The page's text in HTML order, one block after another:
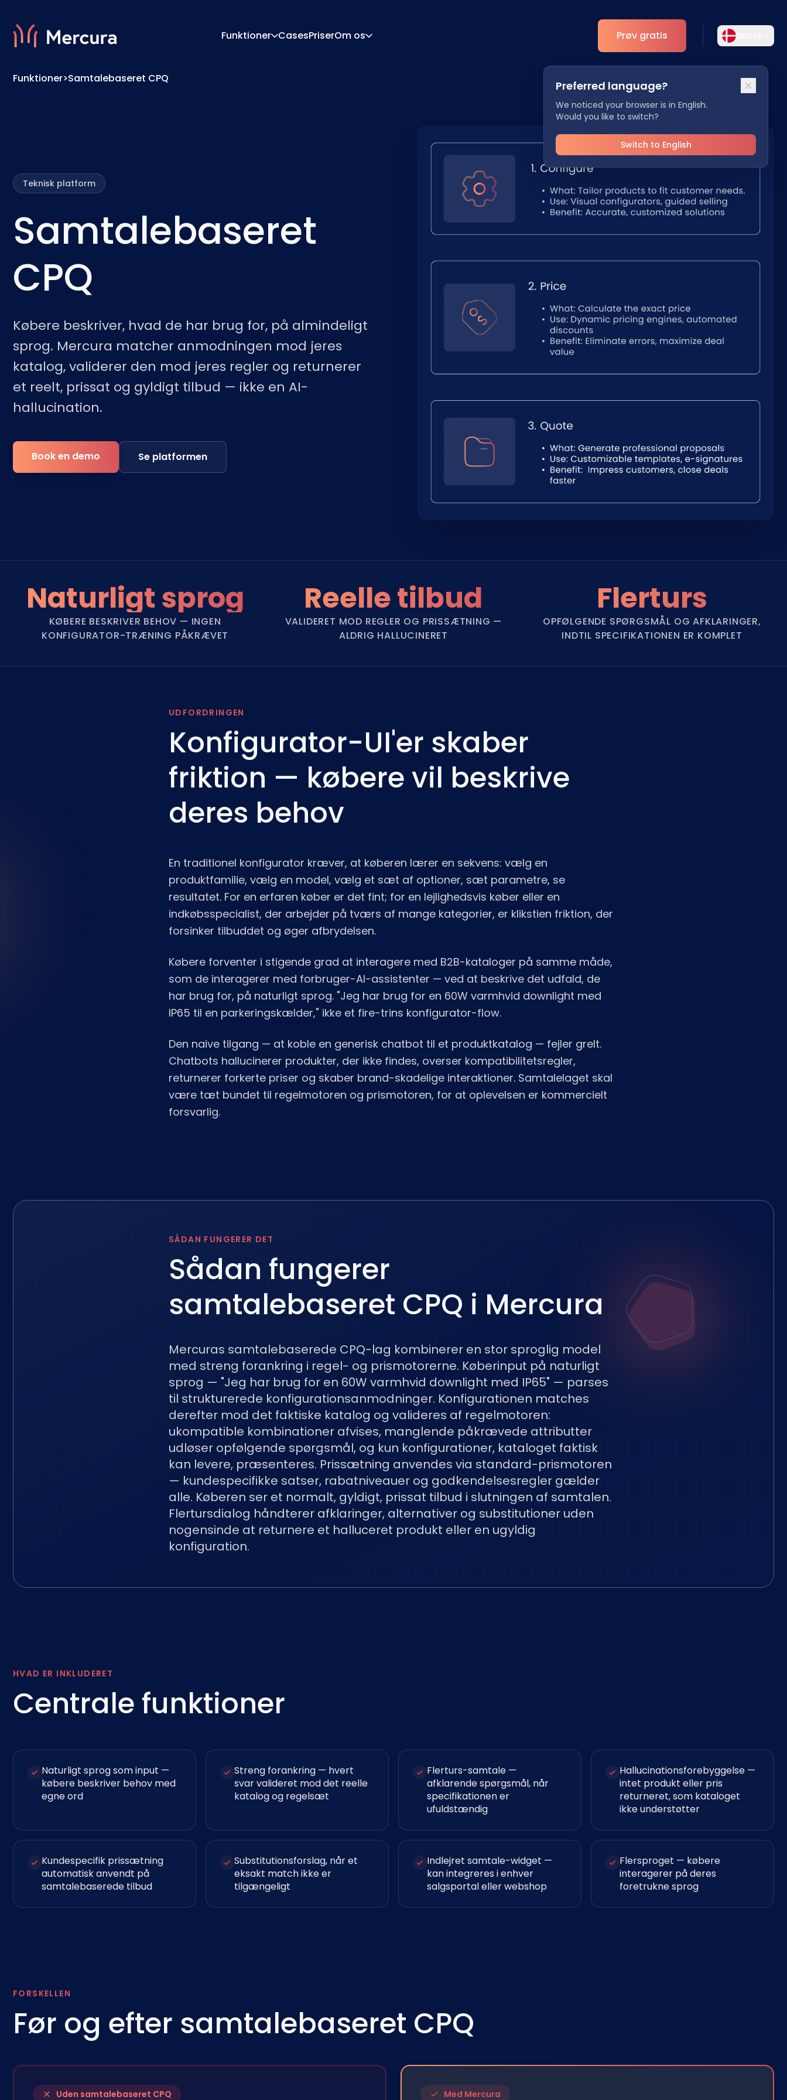
Funktioner
Analytics
CasesPriserOm os
Preferred language?
We noticed your browser is in English.
Would you like to switch?
Switch to English
Prøv gratis Dansk
Vælg dit foretrukne sprog for en mere
personlig oplevelse.
English Deutsch
Español Dansk
Svenska
SV
Italiano
IT
Français 日本語
Funktioner>Samtalebaseret CPQ
Teknisk platform
Samtalebaseret
CPQ
Købere beskriver, hvad de har brug for, på almindeligt
sprog. Mercura matcher anmodningen mod jeres
katalog, validerer den mod jeres regler og returnerer
et reelt, prissat og gyldigt tilbud — ikke en AI-
hallucination.
Book en demo Se platformen
Naturligt sprog
KØBERE BESKRIVER BEHOV — INGEN
KONFIGURATOR-TRÆNING PÅKRÆVET
Reelle tilbud
VALIDERET MOD REGLER OG PRISSÆTNING —
ALDRIG HALLUCINERET
Flerturs
OPFØLGENDE SPØRGSMÅL OG AFKLARINGER,
INDTIL SPECIFIKATIONEN ER KOMPLET
UDFORDRINGEN
Konfigurator-UI'er skaber
friktion — købere vil beskrive
deres behov
En traditionel konfigurator kræver, at køberen lærer en sekvens: vælg en
produktfamilie, vælg en model, vælg et sæt af optioner, sæt parametre, se
resultatet. For en erfaren køber er det fint; for en lejlighedsvis køber eller en
indkøbsspecialist, der arbejder på tværs af mange kategorier, er klikstien friktion, der
forsinker tilbuddet og øger afbrydelsen.
Købere forventer i stigende grad at interagere med B2B-kataloger på samme måde,
som de interagerer med forbruger-AI-assistenter — ved at beskrive det udfald, de
har brug for, på naturligt sprog. "Jeg har brug for en 60W varmhvid downlight med
IP65 til en parkeringskælder," ikke et fire-trins konfigurator-flow.
Den naive tilgang — at koble en generisk chatbot til et produktkatalog — fejler grelt.
Chatbots hallucinerer produkter, der ikke findes, overser kompatibilitetsregler,
returnerer forkerte priser og skaber brand-skadelige interaktioner. Samtalelaget skal
være tæt bundet til regelmotoren og prismotoren, for at oplevelsen er kommercielt
forsvarlig.
SÅDAN FUNGERER DET
Sådan fungerer
samtalebaseret CPQ i Mercura
Mercuras samtalebaserede CPQ-lag kombinerer en stor sproglig model
med streng forankring i regel- og prismotorerne. Køberinput på naturligt
sprog — "Jeg har brug for en 60W varmhvid downlight med IP65" — parses
til strukturerede konfigurationsanmodninger. Konfigurationen matches
derefter mod det faktiske katalog og valideres af regelmotoren:
ukompatible kombinationer afvises, manglende påkrævede attributter
udløser opfølgende spørgsmål, og kun konfigurationer, kataloget faktisk
kan levere, præsenteres. Prissætning anvendes via standard-prismotoren
— kundespecifikke satser, rabatniveauer og godkendelsesregler gælder
alle. Køberen ser et normalt, gyldigt, prissat tilbud i slutningen af samtalen.
Flertursdialog håndterer afklaringer, alternativer og substitutioner uden
nogensinde at returnere et halluceret produkt eller en ugyldig
konfiguration.
HVAD ER INKLUDERET
Centrale funktioner
Naturligt sprog som input —
købere beskriver behov med
egne ord
Streng forankring — hvert
svar valideret mod det reelle
katalog og regelsæt
Flerturs-samtale —
afklarende spørgsmål, når
specifikationen er
ufuldstændig
Hallucinationsforebyggelse —
intet produkt eller pris
returneret, som kataloget
ikke understøtter
Kundespecifik prissætning
automatisk anvendt på
samtalebaserede tilbud
Substitutionsforslag, når et
eksakt match ikke er
tilgængeligt
Indlejret samtale-widget —
kan integreres i enhver
salgsportal eller webshop
Flersproget — købere
interagerer på deres
foretrukne sprog
FORSKELLEN
Før og efter samtalebaseret CPQ
Uden samtalebaseret CPQ Med Mercura